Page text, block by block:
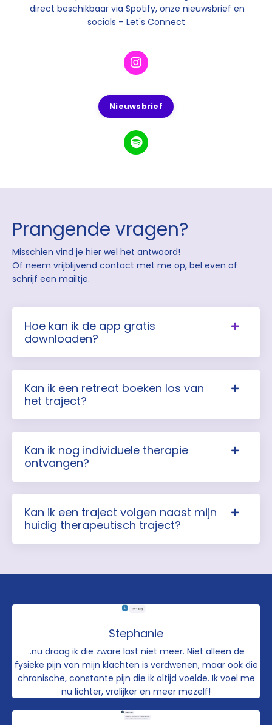
direct beschikbaar via Spotify, onze nieuwsbrief en
socials – Let's Connect
Nieuwsbrief
Prangende vragen?
Misschien vind je hier wel het antwoord!
Of neem vrijblijvend contact met me op, bel even of
schrijf een mailtje.
Hoe kan ik de app gratis
downloaden?
Kan ik een retreat boeken los van
het traject?
Kan ik nog individuele therapie
ontvangen?
Kan ik een traject volgen naast mijn
huidig therapeutisch traject?
Stephanie
..nu draag ik die zware last niet meer. Niet alleen de
fysieke pijn van mijn klachten is verdwenen, maar ook die
chronische, constante pijn die ik altijd voelde. Ik voel me
nu lichter, vrolijker en meer mezelf!